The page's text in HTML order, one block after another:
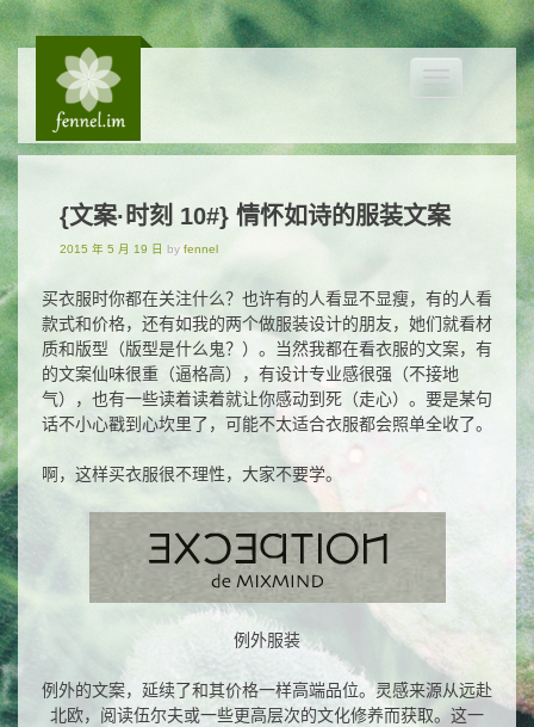
{文案·时刻 10#} 情怀如诗的服装文案
2015 年 5 月 19 日 by fennel
买衣服时你都在关注什么？也许有的人看显不显瘦，有的人看
款式和价格，还有如我的两个做服装设计的朋友，她们就看材
质和版型（版型是什么鬼？）。当然我都在看衣服的文案，有
的文案仙味很重（逼格高），有设计专业感很强（不接地
气），也有一些读着读着就让你感动到死（走心）。要是某句
话不小心戳到心坎里了，可能不太适合衣服都会照单全收了。
啊，这样买衣服很不理性，大家不要学。
例外服装
例外的文案，延续了和其价格一样高端品位。灵感来源从远赴
北欧，阅读伍尔夫或一些更高层次的文化修养而获取。这一